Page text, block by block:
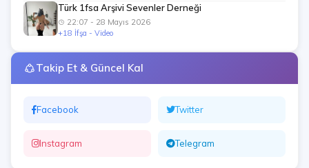
Türk 1fsa Arşivi Sevenler Derneği
22:07 - 28 Mayıs 2026
+18 İfşa - Video
Takip Et & Güncel Kal
Facebook Twitter
Instagram Telegram